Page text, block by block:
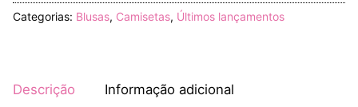
Categorias: Blusas, Camisetas, Últimos lançamentos
Descrição Informação adicional